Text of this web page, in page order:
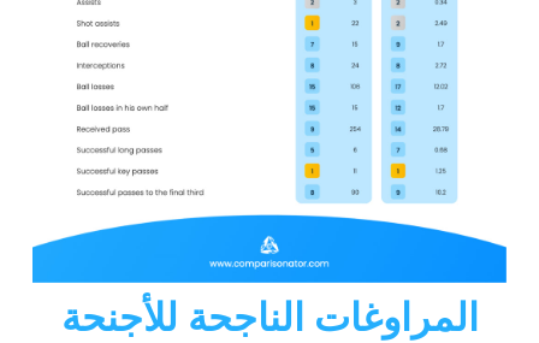
المراوغات الناجحة للأجنحة